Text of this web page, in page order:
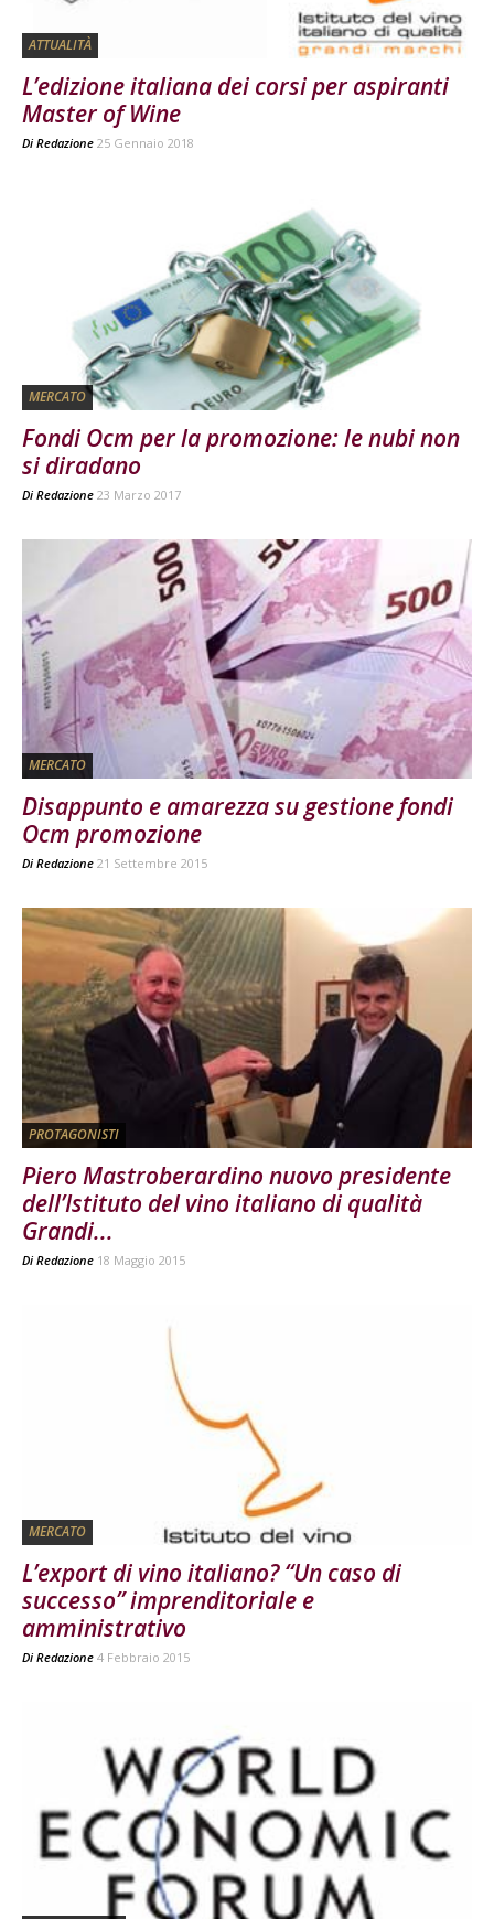
ATTUALITÀ
L’edizione italiana dei corsi per aspiranti
Master of Wine
Di Redazione 25 Gennaio 2018
MERCATO
Fondi Ocm per la promozione: le nubi non
si diradano
Di Redazione 23 Marzo 2017
MERCATO
Disappunto e amarezza su gestione fondi
Ocm promozione
Di Redazione 21 Settembre 2015
PROTAGONISTI
Piero Mastroberardino nuovo presidente
dell’Istituto del vino italiano di qualità
Grandi...
Di Redazione 18 Maggio 2015
MERCATO
L’export di vino italiano? “Un caso di
successo” imprenditoriale e
amministrativo
Di Redazione 4 Febbraio 2015